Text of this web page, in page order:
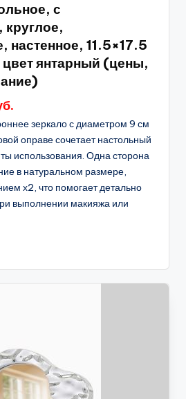
с
настенное, 11.5×17.5
янтарный (цены,
зеркало с диаметром 9 см
оправе сочетает настольный
использования. Одна сторона
в натуральном размере,
х2, что помогает детально
выполнении макияжа или